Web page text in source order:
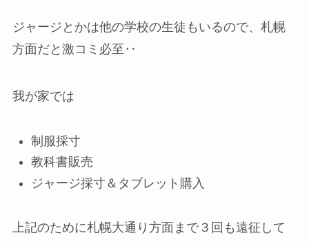
ジャージとかは他の学校の生徒もいるので、札幌
方面だと激コミ必至‥
我が家では
制服採寸
教科書販売
ジャージ採寸＆タブレット購入
上記のために札幌大通り方面まで３回も遠征して